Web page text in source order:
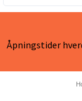
Åpningstider